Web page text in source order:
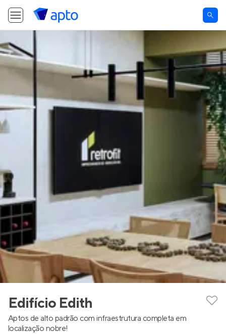
Edifício Edith
Aptos de alto padrão com infraestrutura completa em
localização nobre!